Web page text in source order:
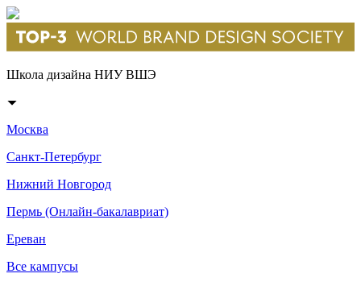
Школа дизайна НИУ ВШЭ
Москва
Санкт-Петербург
Нижний Новгород
Пермь (Онлайн-бакалавриат)
Ереван
Все кампусы